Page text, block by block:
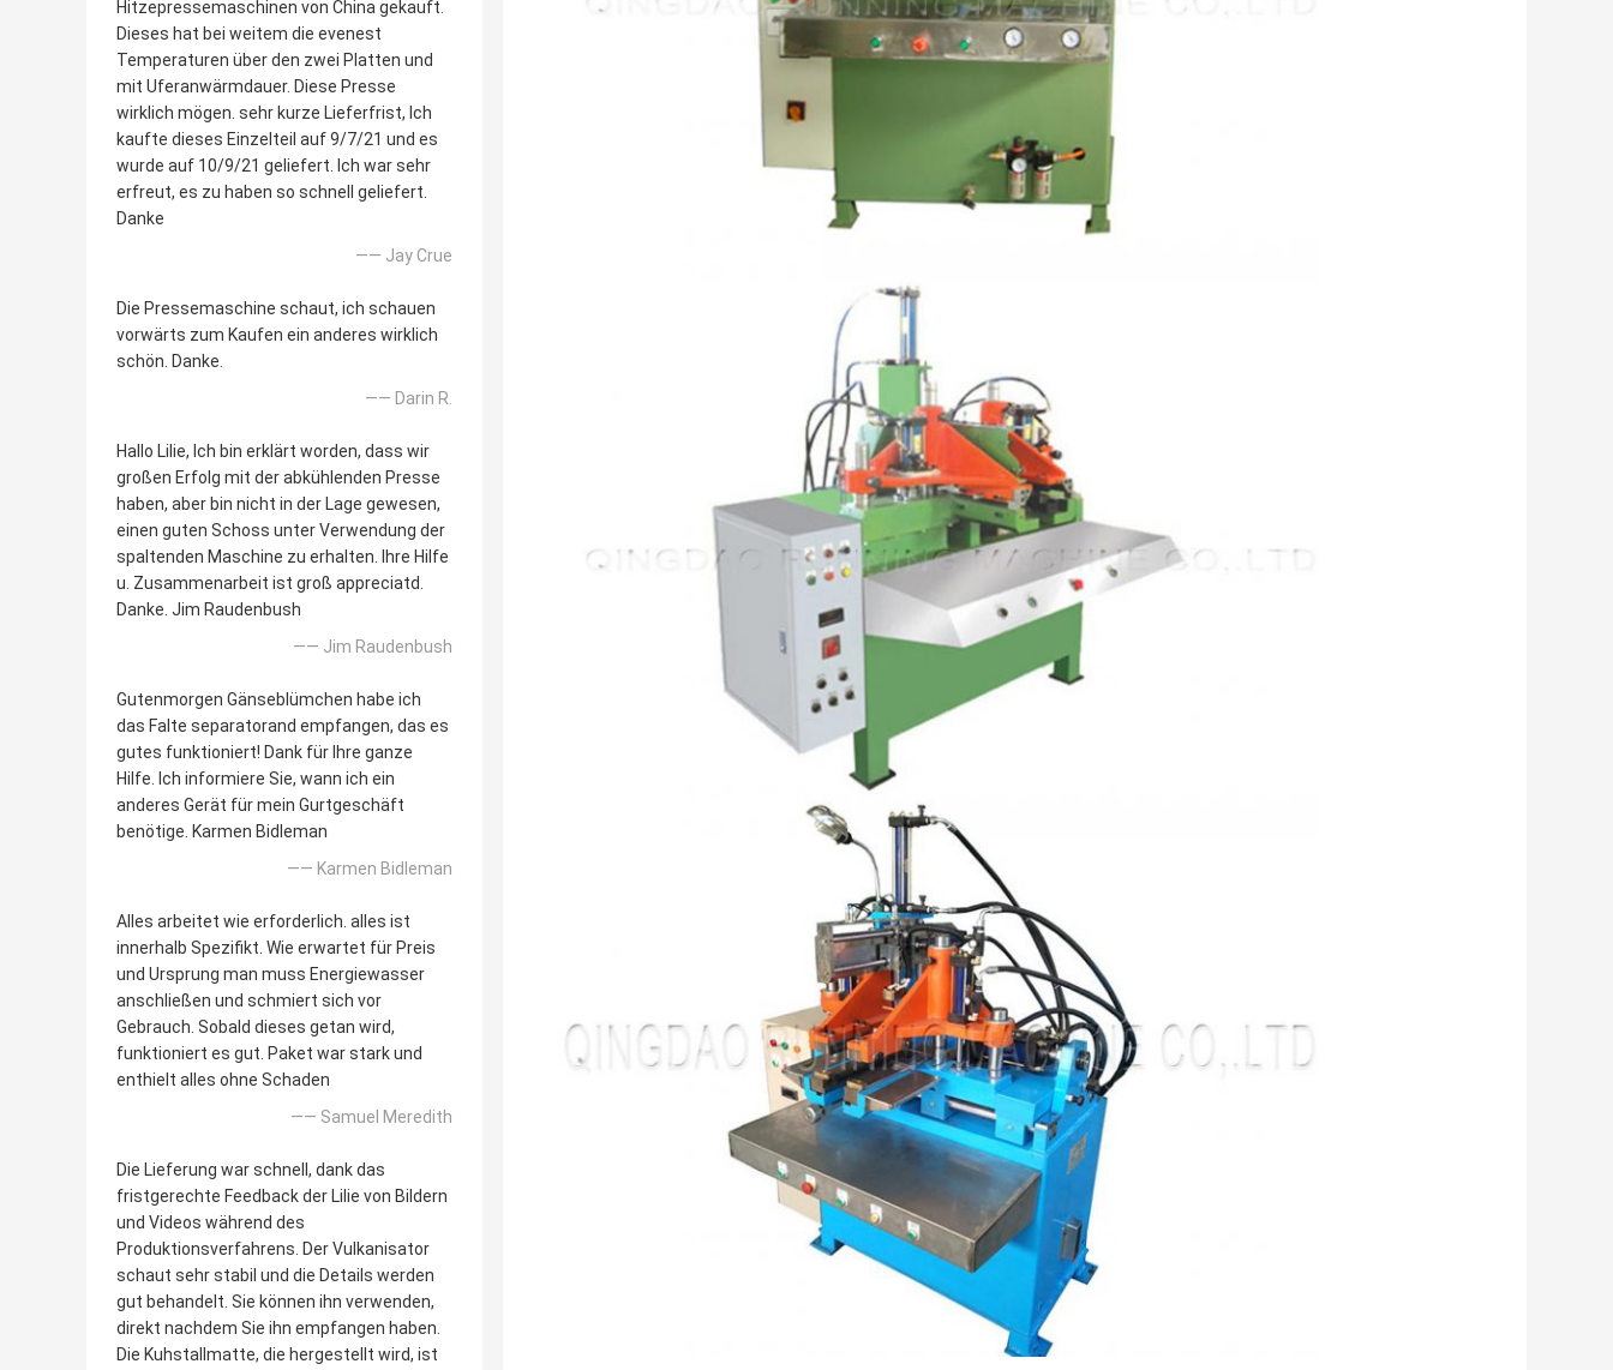
Hitzepressemaschinen von China gekauft.
Dieses hat bei weitem die evenest
Temperaturen über den zwei Platten und
mit Uferanwärmdauer. Diese Presse
wirklich mögen. sehr kurze Lieferfrist, Ich
kaufte dieses Einzelteil auf 9/7/21 und es
wurde auf 10/9/21 geliefert. Ich war sehr
erfreut, es zu haben so schnell geliefert.
Danke
—— Jay Crue
Die Pressemaschine schaut, ich schauen
vorwärts zum Kaufen ein anderes wirklich
schön. Danke.
—— Darin R.
Hallo Lilie, Ich bin erklärt worden, dass wir
großen Erfolg mit der abkühlenden Presse
haben, aber bin nicht in der Lage gewesen,
einen guten Schoss unter Verwendung der
spaltenden Maschine zu erhalten. Ihre Hilfe
u. Zusammenarbeit ist groß appreciatd.
Danke. Jim Raudenbush
—— Jim Raudenbush
Gutenmorgen Gänseblümchen habe ich
das Falte separatorand empfangen, das es
gutes funktioniert! Dank für Ihre ganze
Hilfe. Ich informiere Sie, wann ich ein
anderes Gerät für mein Gurtgeschäft
benötige. Karmen Bidleman
—— Karmen Bidleman
Alles arbeitet wie erforderlich. alles ist
innerhalb Spezifikt. Wie erwartet für Preis
und Ursprung man muss Energiewasser
anschließen und schmiert sich vor
Gebrauch. Sobald dieses getan wird,
funktioniert es gut. Paket war stark und
enthielt alles ohne Schaden
—— Samuel Meredith
Die Lieferung war schnell, dank das
fristgerechte Feedback der Lilie von Bildern
und Videos während des
Produktionsverfahrens. Der Vulkanisator
schaut sehr stabil und die Details werden
gut behandelt. Sie können ihn verwenden,
direkt nachdem Sie ihn empfangen haben.
Die Kuhstallmatte, die hergestellt wird, ist